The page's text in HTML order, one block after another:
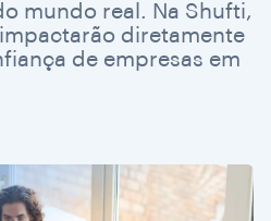
mundo real. Na Shufti,
diretamente
de empresas em